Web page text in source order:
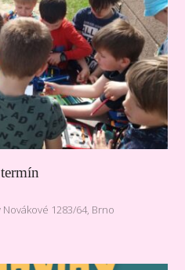
1283/64, Brno